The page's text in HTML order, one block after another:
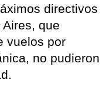
directivos
que
vuelos por
no pudieron